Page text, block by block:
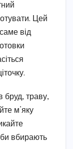
Цей
від
бруд, траву,
м’яку
вбирають